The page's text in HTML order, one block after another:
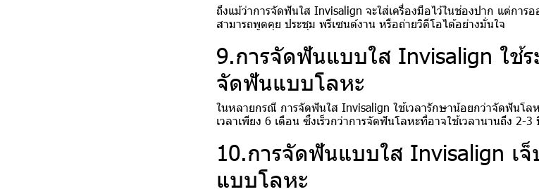
ถึงแม้ว่าการจัดฟันใส Invisalign จะใส่เครื่องมือไว้ในช่องปาก แต่การ
สามารถพูดคุย ประชุม พรีเซนต์งาน หรือถ่ายวิดีโอได้อย่างมั่นใจ
9.การจัดฟันแบบใส Invisalign ใช้ร
จัดฟันแบบโลหะ
ในหลายกรณี การจัดฟันใส Invisalign ใช้เวลารักษาน้อยกว่าจัดฟันโล
เวลาเพียง 6 เดือน ซึ่งเร็วกว่าการจัดฟันโลหะที่อาจใช้เวลานานถึง 2-
10.การจัดฟันแบบใส Invisalign เ
แบบโลหะ